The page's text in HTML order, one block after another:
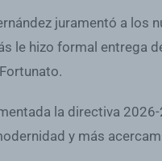
juramentó a los
le hizo formal entrega
la directiva
y más